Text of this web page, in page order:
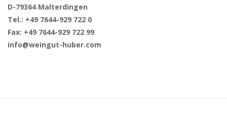
D-79364 Malterdingen
Tel.: +49 7644-929 722 0
Fax: +49 7644-929 722 99
info@weingut-huber.com